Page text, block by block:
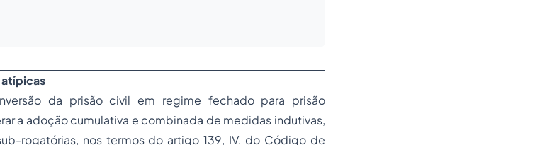
da prisão civil em regime fechado para prisão
a adoção cumulativa e combinada de medidas indutivas,
rogatórias, nos termos do artigo 139, IV, do Código de